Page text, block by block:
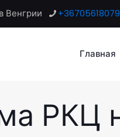
Венгрии +36705618079
Главная
РКЦ